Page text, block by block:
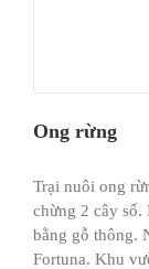
Ong rừng
Trại nuôi ong
chừng 2 cây số.
bằng gỗ thông.
Fortuna. Khu